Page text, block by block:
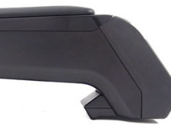
voor alle Toyota Aygo 2014 -